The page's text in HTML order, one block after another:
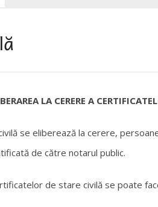
LA CERERE A
se eliberează la cerere,
de către notarul public.
de stare civilă se poate